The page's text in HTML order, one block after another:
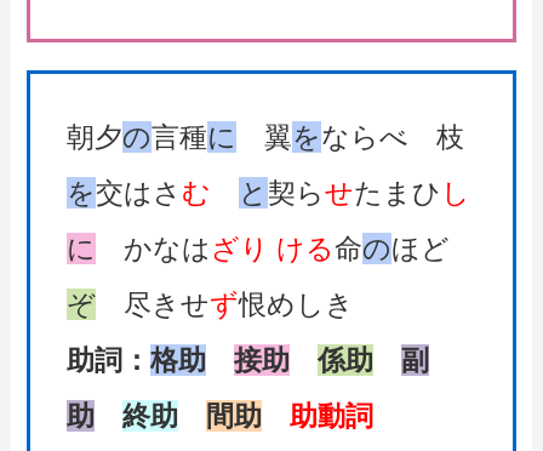
朝夕の言種に 翼をならべ 枝
を交はさ む と 契らせたまひ し
に
かなはざり ける命のほど
ぞ 尽きせず恨めしき
助詞：格助 接助 係助
副
助
終助 間助 助動詞